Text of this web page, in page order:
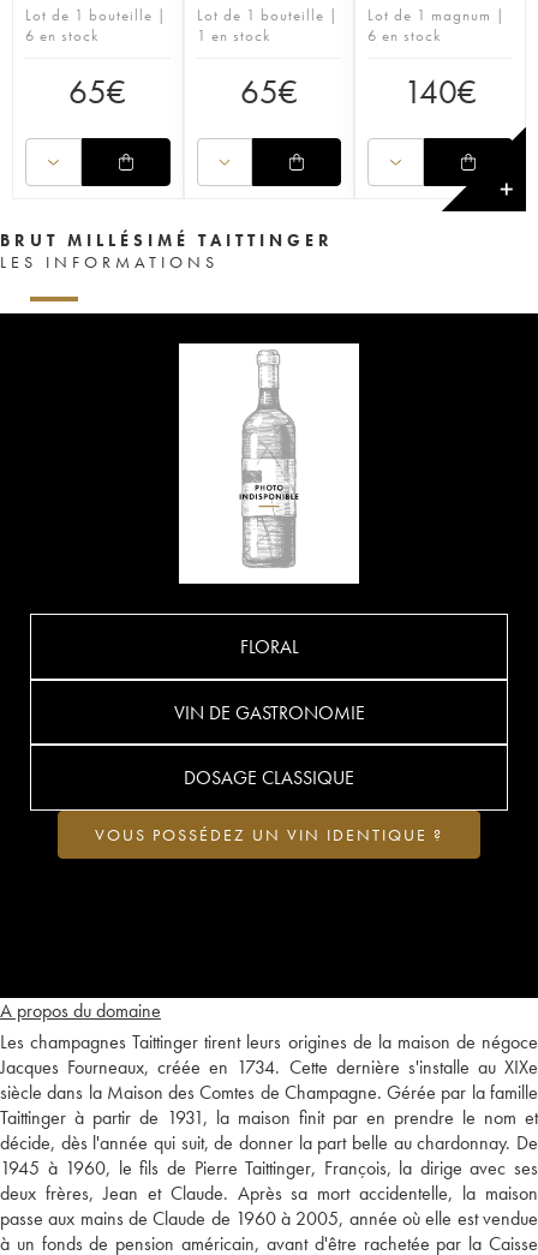
Lot de 1 bouteille |
6 en stock
65€
Lot de 1 bouteille |
1 en stock
65€
Lot de 1 magnum |
6 en stock
140€
✕
BRUT MILLÉSIMÉ TAITTINGER
LES INFORMATIONS
A propos du domaine
Les champagnes Taittinger tirent leurs origines de la maison de négoce
Jacques Fourneaux, créée en 1734. Cette dernière s'installe au XIXe
siècle dans la Maison des Comtes de Champagne. Gérée par la famille
Taittinger à partir de 1931, la maison finit par en prendre le nom et
décide, dès l'année qui suit, de donner la part belle au chardonnay. De
1945 à 1960, le fils de Pierre Taittinger, François, la dirige avec ses
deux frères, Jean et Claude. Après sa mort accidentelle, la maison
passe aux mains de Claude de 1960 à 2005, année où elle est vendue
à un fonds de pension américain, avant d'être rachetée par la Caisse
FLORAL
VIN DE GASTRONOMIE
DOSAGE CLASSIQUE
VOUS POSSÉDEZ UN VIN IDENTIQUE ?